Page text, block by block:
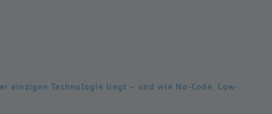
einzigen Technologie liegt – und wie No-Code, Low-